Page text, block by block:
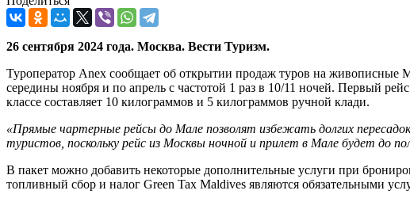
26 сентября 2024 года. Москва. Вести Туризм.
Туроператор Anex сообщает об открытии продаж туров на живописные
середины ноября и по апрель с частотой 1 раз в 10/11 ночей. Первый
классе составляет 10 килограммов и 5 килограммов ручной клади.
«Прямые чартерные рейсы до Мале позволят избежать долгих
туристов, поскольку рейс из Москвы ночной и прилет в Мале будет до
В пакет можно добавить некоторые дополнительные услуги при
топливный сбор и налог Green Tax Maldives являются обязательными